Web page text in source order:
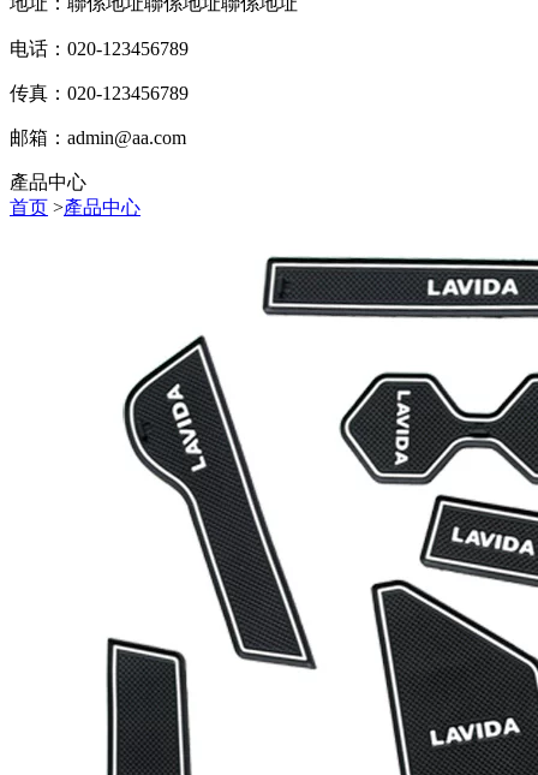
电话：020-123456789
传真：020-123456789
邮箱： admin@aa.com
產品中心
首页 >產品中心